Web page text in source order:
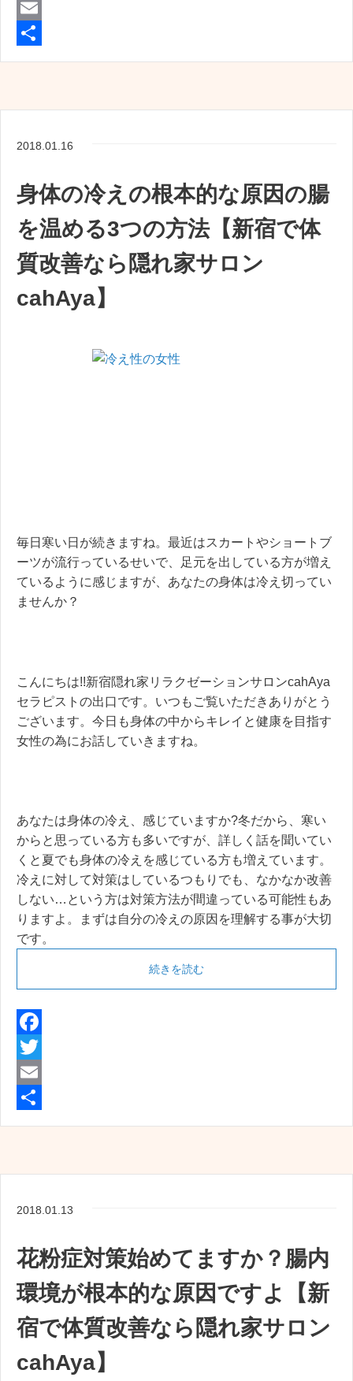
a
c
o
T
w
t
E
i
2018.01.16
身体の冷えの根本的な原因の腸
を温める3つの方法【新宿で体
質改善なら隠れ家サロン
cahAya】
毎日寒い日が続きますね。最近はスカートやショートブ
ーツが流行っているせいで、足元を出している方が増え
ているように感じますが、あなたの身体は冷え切ってい
ませんか？
こんにちは!!新宿隠れ家リラクゼーションサロンcahAya
セラピストの出口です。いつもご覧いただきありがとう
ございます。今日も身体の中からキレイと健康を目指す
女性の為にお話していきますね。
あなたは身体の冷え、感じていますか?冬だから、寒い
からと思っている方も多いですが、詳しく話を聞いてい
くと夏でも身体の冷えを感じている方も増えています。
冷えに対して対策はしているつもりでも、なかなか改善
しない…という方は対策方法が間違っている可能性もあ
りますよ。まずは自分の冷えの原因を理解する事が大切
です。
続きを読む
F
a
c
o
T
w
t
E
i
2018.01.13
花粉症対策始めてますか？腸内
環境が根本的な原因ですよ【新
宿で体質改善なら隠れ家サロン
cahAya】